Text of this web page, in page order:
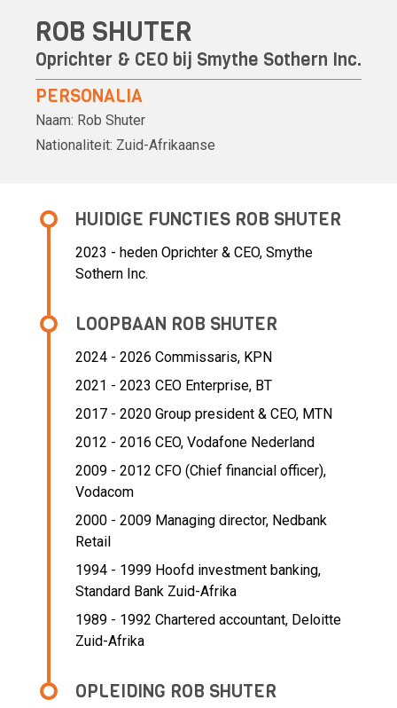
ROB SHUTER
Oprichter & CEO bij Smythe Sothern Inc.
PERSONALIA
Naam: Rob Shuter
Nationaliteit: Zuid-Afrikaanse
HUIDIGE FUNCTIES ROB SHUTER
2023 - heden Oprichter & CEO, Smythe
Sothern Inc.
LOOPBAAN ROB SHUTER
2024 - 2026 Commissaris, KPN
2021 - 2023 CEO Enterprise, BT
2017 - 2020 Group president & CEO, MTN
2012 - 2016 CEO, Vodafone Nederland
2009 - 2012 CFO (Chief financial officer),
Vodacom
2000 - 2009 Managing director, Nedbank
Retail
1994 - 1999 Hoofd investment banking,
Standard Bank Zuid-Afrika
1989 - 1992 Chartered accountant, Deloitte
Zuid-Afrika
OPLEIDING ROB SHUTER